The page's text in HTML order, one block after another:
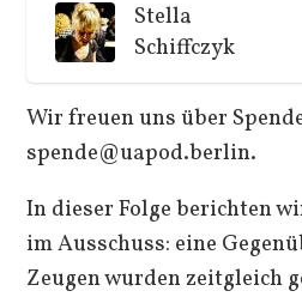
Stella
Schiffczyk
Wir freuen uns über
spende@uapod.berlin.
In dieser Folge berichten
im Ausschuss: eine
Zeugen wurden zeitgleich